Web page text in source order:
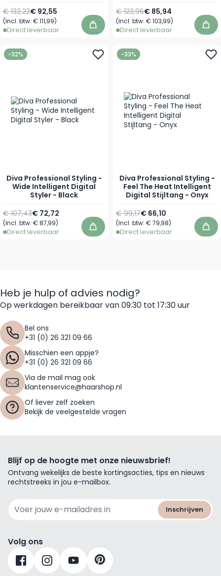
Speciale prijs
€ 92,55
Normale prijs
€ 132,22
(Incl. btw: € 111,99)
Direct leverbaar In winkelwagen
Speciale prijs
€ 85,94
Normale prijs
€ 123,96
(Incl. btw: € 103,99)
Direct leverbaar In
-32%
Diva Professional Styling -
Wide Intelligent Digital
Styler - Black
Speciale prijs
€ 72,72
Normale prijs
€ 107,43
(Incl. btw: € 87,99)
Direct leverbaar In winkelwagen
-33%
Diva Professional Styling -
Feel The Heat Intelligent
Digital Stijltang - Onyx
Speciale prijs
€ 66,10
Normale prijs
€ 99,17
(Incl. btw: € 79,98)
Direct leverbaar In
Heb je hulp of advies nodig?
Op werkdagen bereikbaar van 09:30 tot 17:30 uur
Bel ons
+31 (0) 26 321 09 66
Misschien een appje?
+31 (0) 26 321 09 66
Via de mail mag ook
klantenservice@haarshop.nl
Of liever zelf zoeken
Bekijk de veelgestelde vragen
Blijf op de hoogte met onze nieuwsbrief!
Ontvang wekelijks de beste kortingsacties, tips en nieuws
rechtstreeks in jou e-mailbox.
Inschrijven
Volg ons